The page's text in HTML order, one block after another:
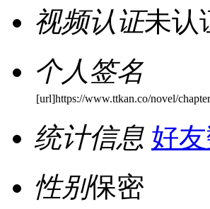
视频认证未认
个人签名
[url]https://www.ttkan.co/novel/
统计信息 好
性别保密